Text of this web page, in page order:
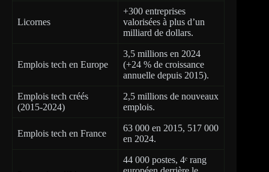
Licornes
+300 entreprises
valorisées à plus d’un
milliard de dollars.
Emplois tech en Europe
3,5 millions en 2024
(+24 % de croissance
annuelle depuis 2015).
Emplois tech créés
(2015-2024)
2,5 millions de nouveaux
emplois.
Emplois tech en France
63 000 en 2015, 517 000
en 2024.
44 000 postes, 4ᵉ rang